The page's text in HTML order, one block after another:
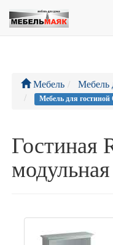
Мебель Мебель
Мебель для гостиной
Гостиная
модульная